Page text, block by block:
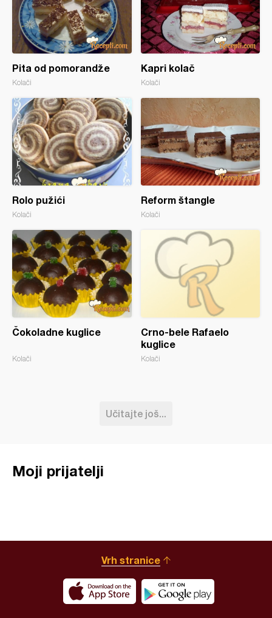
Pita od pomorandže
Kolači
Kapri kolač
Kolači
Rolo pužići
Kolači
Reform štangle
Kolači
Čokoladne kuglice
Kolači
Crno-bele Rafaelo
kuglice
Kolači
Učitajte još...
Moji prijatelji
Vrh stranice